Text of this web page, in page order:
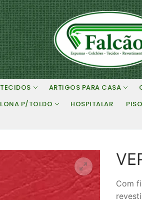
TECIDOS ARTIGOS PARA CASA
LONA P/TOLDO HOSPITALAR
Com